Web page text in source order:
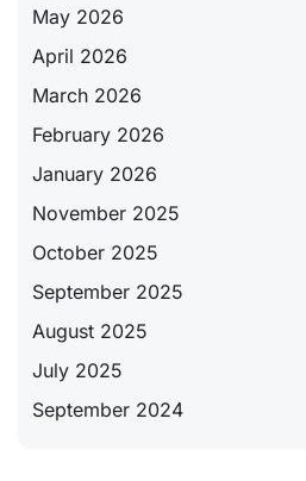
May 2026
April 2026
March 2026
February 2026
January 2026
November 2025
October 2025
September 2025
August 2025
July 2025
September 2024